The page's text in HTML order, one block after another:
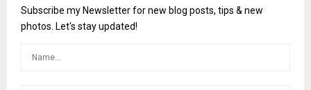
Subscribe my Newsletter for new blog posts, tips & new
photos. Let's stay updated!